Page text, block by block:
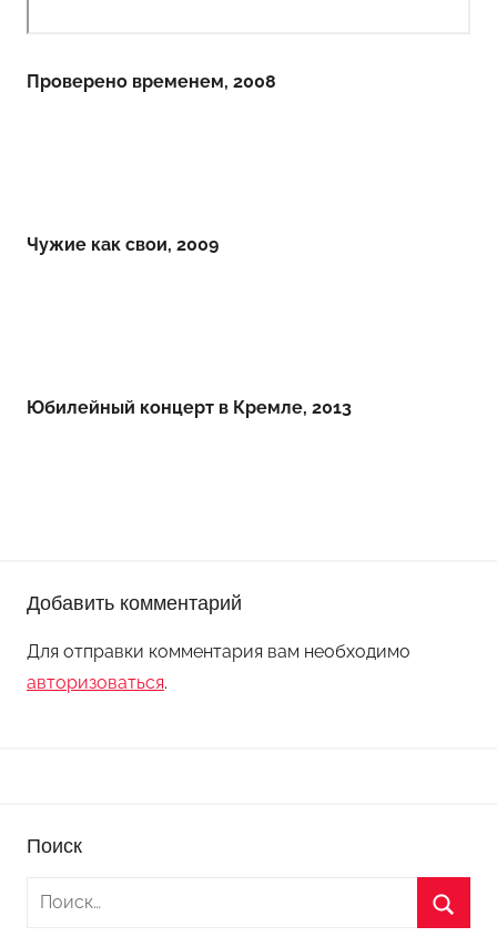
Проверено временем, 2008
Чужие как свои, 2009
Юбилейный концерт в Кремле, 2013
Добавить комментарий
Для отправки комментария вам необходимо
авторизоваться.
Поиск